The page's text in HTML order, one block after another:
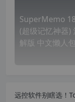
SuperMemo
(超级记忆神器)
解版 中文懒人包